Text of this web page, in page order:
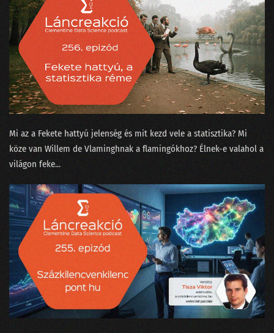
140 - 2023 a valóságérzékelésünk fekete lukában
139 - Egy magyar adattudós Sandokan nyomában
138 - Az új Mad Maxtől a milicista haláláig
137 - Hol voltak a leglazább sales-es állások 2023-ban?
136 - Matekos mémek magyar módra
135 - Lesz-e jövőre MI generálta sláger? - A State-of-AI jelentés
134 - ChatGPT-cunami a conTEXT 2023-on
133 - A ChatGPT csak beszél, de akarni nem tud
132 - A podcasterek szoftverterméket tesztelnek
131 - A képzőművész, az MI és a giccsfestők
130 - Mihez kezdjünk a Nobel-díjasainkkal?
129 - Szélhámos szakértők az MI körül
128 - Hol áll hazánk az MI-világlistán?
Mi az a ⁠Fekete hattyú jelenség⁠ és mit kezd vele a statisztika? Mi
köze van Willem de Vlamingh⁠⁠nak a flamingókhoz? Élnek-e valahol a
világon feke...